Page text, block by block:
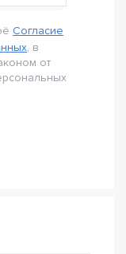
Согласие
, в
от